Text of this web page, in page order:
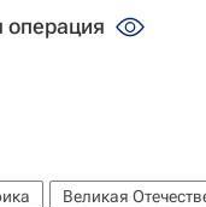
операция
Великая